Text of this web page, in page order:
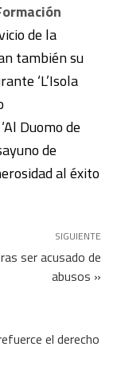
de la
también su
‘L’Isola
Duomo de
de
al éxito
SIGUIENTE
ser acusado de
abusos »
el derecho